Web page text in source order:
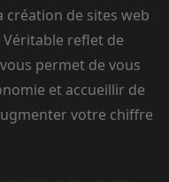
création de sites web
reflet de
permet de vous
et accueillir de
votre chiffre